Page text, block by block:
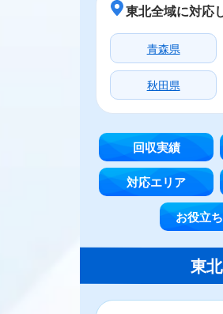
東北全域に対応
青森県
秋田県
回収実績
対応エリア
お役立
東